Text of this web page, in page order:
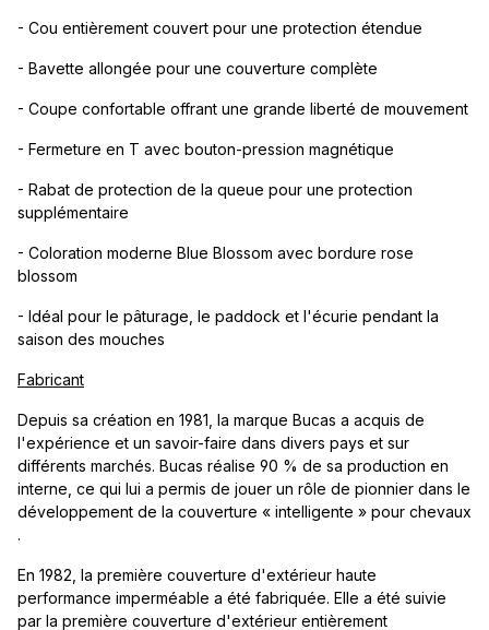
- Cou entièrement couvert pour une protection étendue
- Bavette allongée pour une couverture complète
- Coupe confortable offrant une grande liberté de mouvement
- Fermeture en T avec bouton-pression magnétique
- Rabat de protection de la queue pour une protection
supplémentaire
- Coloration moderne Blue Blossom avec bordure rose
blossom
- Idéal pour le pâturage, le paddock et l'écurie pendant la
saison des mouches
Fabricant
Depuis sa création en 1981, la marque Bucas a acquis de
l'expérience et un savoir-faire dans divers pays et sur
différents marchés. Bucas réalise 90 % de sa production en
interne, ce qui lui a permis de jouer un rôle de pionnier dans le
développement de la couverture « intelligente » pour chevaux
.
En 1982, la première couverture d'extérieur haute
performance imperméable a été fabriquée. Elle a été suivie
par la première couverture d'extérieur entièrement